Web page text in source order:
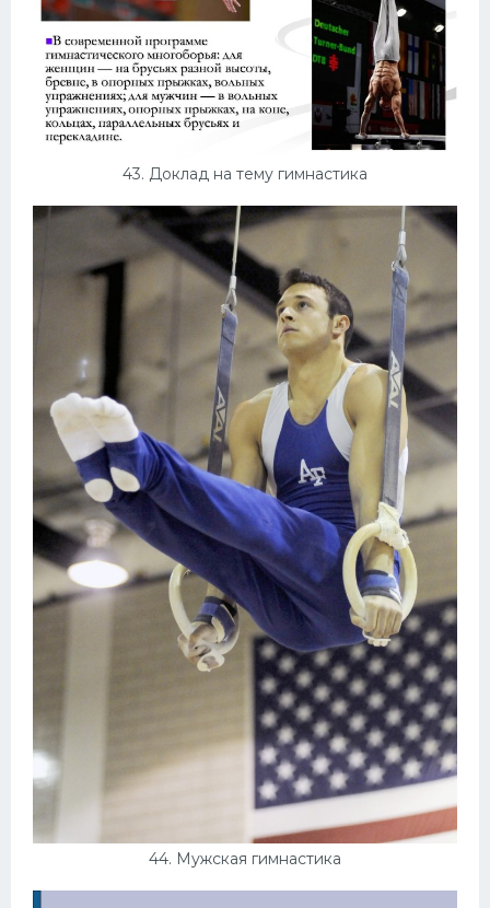
43. Доклад на тему гимнастика
44. Мужская гимнастика